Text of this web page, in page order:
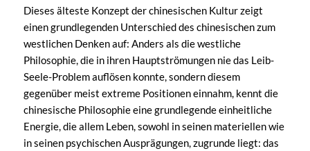
Dieses älteste Konzept der chinesischen Kultur zeigt
einen grundlegenden Unterschied des chinesischen zum
westlichen Denken auf: Anders als die westliche
Philosophie, die in ihren Hauptströmungen nie das Leib-
Seele-Problem auflösen konnte, sondern diesem
gegenüber meist extreme Positionen einnahm, kennt die
chinesische Philosophie eine grundlegende einheitliche
Energie, die allem Leben, sowohl in seinen materiellen wie
in seinen psychischen Ausprägungen, zugrunde liegt: das